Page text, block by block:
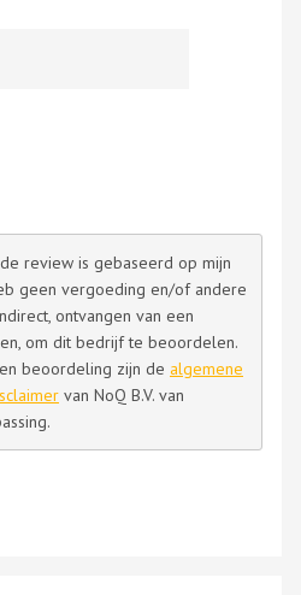
review is gebaseerd op mijn
geen vergoeding en/of andere
ontvangen van een
om dit bedrijf te beoordelen.
beoordeling zijn de algemene
van NoQ B.V. van